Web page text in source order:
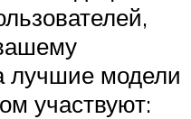
лучшие модели
участвуют: